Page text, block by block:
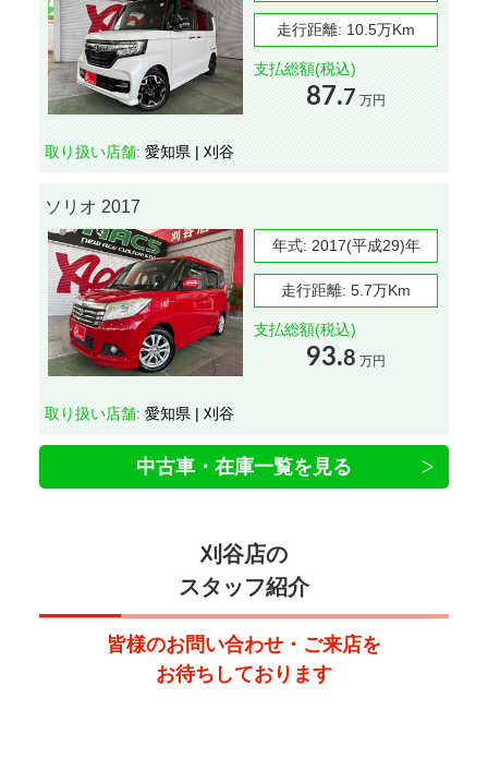
走行距離: 10.5万Km
支払総額(税込)
87.7 万円
取り扱い店舗: 愛知県 | 刈谷
ソリオ 2017
年式: 2017(平成29)年
走行距離: 5.7万Km
支払総額(税込)
93.8 万円
取り扱い店舗: 愛知県 | 刈谷
中古車・在庫一覧を見る
刈谷店の
スタッフ紹介
皆様のお問い合わせ・ご来店を
お待ちしております